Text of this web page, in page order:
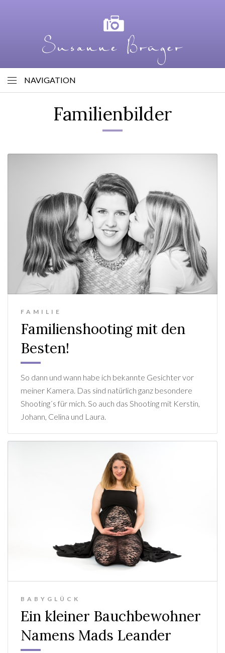
NAVIGATION
Familienbilder
FAMILIE
Familienshooting mit den
Besten!
So dann und wann habe ich bekannte Gesichter vor
meiner Kamera. Das sind natürlich ganz besondere
Shooting´s für mich. So auch das Shooting mit Kerstin,
Johann, Celina und Laura.
BABYGLÜCK
Ein kleiner Bauchbewohner
Namens Mads Leander